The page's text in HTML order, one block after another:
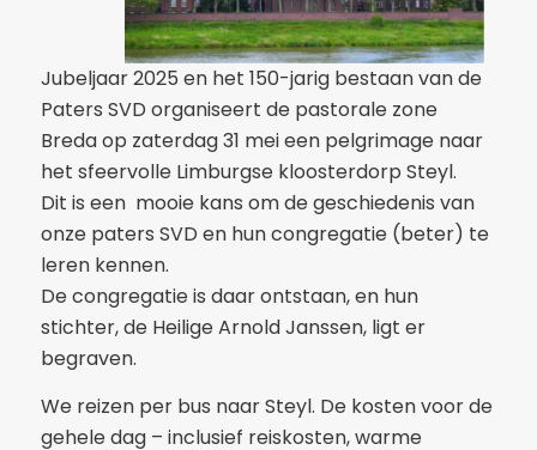
Jubeljaar 2025 en het 150-jarig bestaan van de
Paters SVD organiseert de pastorale zone
Breda op zaterdag 31 mei een pelgrimage naar
het sfeervolle Limburgse kloosterdorp Steyl.
Dit is een mooie kans om de geschiedenis van
onze paters SVD en hun congregatie (beter) te
leren kennen.
De congregatie is daar ontstaan, en hun
stichter, de Heilige Arnold Janssen, ligt er
begraven.
We reizen per bus naar Steyl. De kosten voor de
gehele dag – inclusief reiskosten, warme